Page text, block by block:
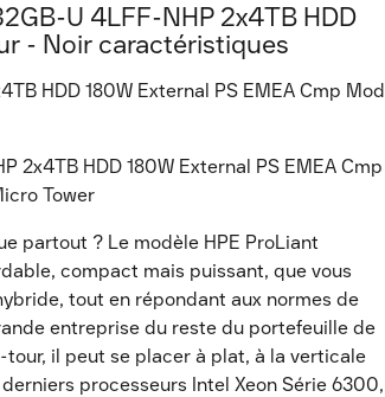
U 4LFF-NHP 2x4TB HDD
- Noir caractéristiques
HDD 180W External PS EMEA Cmp Mod
2x4TB HDD 180W External PS EMEA Cmp
Tower
partout ? Le modèle HPE ProLiant
compact mais puissant, que vous
tout en répondant aux normes de
entreprise du reste du portefeuille de
il peut se placer à plat, à la verticale
processeurs Intel Xeon Série 6300,